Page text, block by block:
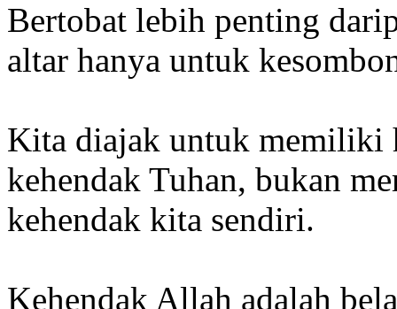
Bertobat lebih penting
altar hanya untuk
Kita diajak untuk memiliki
kehendak Tuhan, bukan
kehendak kita sendiri.
Kehendak Allah adalah